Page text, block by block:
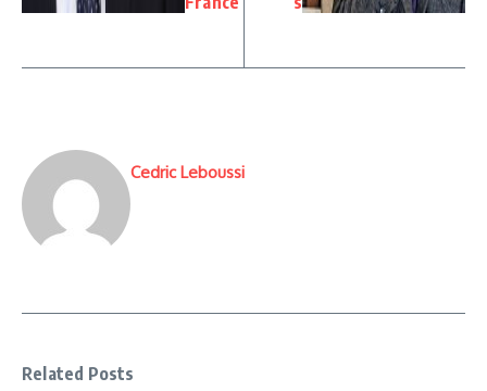
Cedric Leboussi
Related Posts